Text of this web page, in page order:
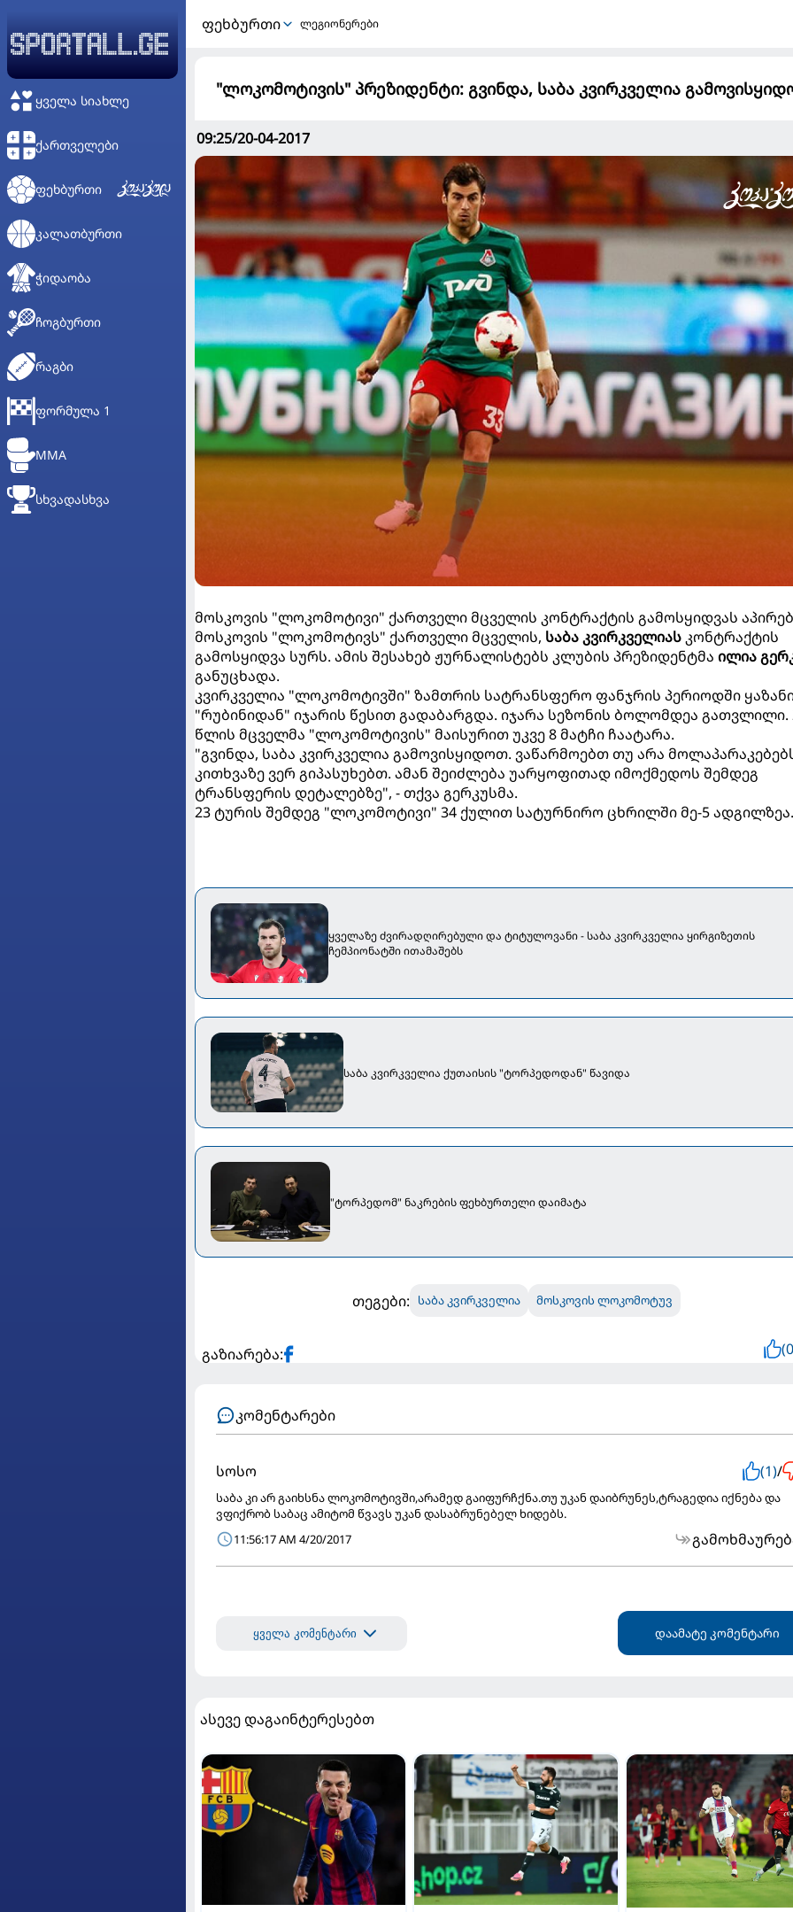
ᲧᲕᲔᲚᲐ ᲡᲘᲐᲮᲚᲔ
ᲥᲐᲠᲗᲕᲔᲚᲔᲑᲘ
ᲤᲔᲮᲑᲣᲠᲗᲘ
ᲙᲐᲚᲐᲗᲑᲣᲠᲗᲘ
ᲭᲘᲓᲐᲝᲑᲐ
ᲩᲝᲒᲑᲣᲠᲗᲘ
ᲠᲐᲒᲑᲘ
ᲤᲝᲠᲛᲣᲚᲐ 1
MMA
ᲡᲮᲕᲐᲓᲐᲡᲮᲕᲐ
ᲤᲔᲮᲑᲣᲠᲗᲘ ლეგიონერები
"ლოკომოტივის" პრეზიდენტი: გვინდა, საბა კვირკველია
09:25/20-04-2017
მოსკოვის "ლოკომოტივი" ქართველი მცველის კონტრაქტის გამოსყიდვას
მოსკოვის "ლოკომოტივს" ქართველი მცველის, საბა კვირკველიასკონტრაქტის
გამოსყიდვა სურს. ამის შესახებ ჟურნალისტებს კლუბის პრეზიდენტმა ილია
განუცხადა.
კვირკველია "ლოკომოტივში" ზამთრის სატრანსფერო ფანჯრის პერიოდში
"რუბინიდან" იჯარის წესით გადაბარგდა. იჯარა სეზონის ბოლომდეა გათვლილი.
წლის მცველმა "ლოკომოტივის" მაისურით უკვე 8 მატჩი ჩაატარა.
"გვინდა, საბა კვირკველია გამოვისყიდოთ. ვაწარმოებთ თუ არა
კითხვაზე ვერ გიპასუხებთ. ამან შეიძლება უარყოფითად იმოქმედოს შემდეგ
ტრანსფერის დეტალებზე", - თქვა გერკუსმა.
23 ტურის შემდეგ "ლოკომოტივი" 34 ქულით სატურნირო ცხრილში მე-5 ადგილზეა.
ყველაზე ძვირადღირებული და ტიტულოვანი - საბა კვირკველია ყირგიზეთის
ჩემპიონატში ითამაშებს
საბა კვირკველია ქუთაისის "ტორპედოდან" წავიდა
"ტორპედომ" ნაკრების ფეხბურთელი დაიმატა
თეგები: საბა კვირკველია მოსკოვის ლოკომოტუვ
გაზიარება:
კომენტარები
სოსო (1)/
საბა კი არ გაიხსნა ლოკომოტივში,არამედ გაიფურჩქნა.თუ უკან დაიბრუნეს,ტრაგედია იქნება და
ვფიქრობ საბაც ამიტომ წვავს უკან დასაბრუნებელ ხიდებს.
11:56:17 AM 4/20/2017
ყველა კომენტარი დაამატე კომენტარი
ასევე დაგაინტერესებთ